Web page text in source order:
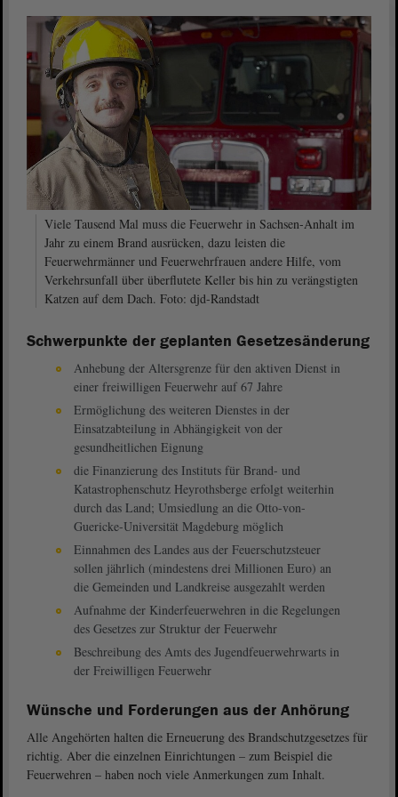
Viele Tausend Mal muss die Feuerwehr in Sachsen-Anhalt im
Jahr zu einem Brand ausrücken, dazu leisten die
Feuerwehrmänner und Feuerwehrfrauen andere Hilfe, vom
Verkehrsunfall über überflutete Keller bis hin zu verängstigten
Katzen auf dem Dach. Foto: djd-Randstadt
Schwerpunkte der geplanten Gesetzesänderung
Anhebung der Altersgrenze für den aktiven Dienst in
einer freiwilligen Feuerwehr auf 67 Jahre
Ermöglichung des weiteren Dienstes in der
Einsatzabteilung in Abhängigkeit von der
gesundheitlichen Eignung
die Finanzierung des Instituts für Brand- und
Katastrophenschutz Heyrothsberge erfolgt weiterhin
durch das Land; Umsiedlung an die Otto-von-
Guericke-Universität Magdeburg möglich
Einnahmen des Landes aus der Feuerschutzsteuer
sollen jährlich (mindestens drei Millionen Euro) an
die Gemeinden und Landkreise ausgezahlt werden
Aufnahme der Kinderfeuerwehren in die Regelungen
des Gesetzes zur Struktur der Feuerwehr
Beschreibung des Amts des Jugendfeuerwehrwarts in
der Freiwilligen Feuerwehr
Wünsche und Forderungen aus der Anhörung
Alle Angehörten halten die Erneuerung des Brandschutzgesetzes für
richtig. Aber die einzelnen Einrichtungen – zum Beispiel die
Feuerwehren – haben noch viele Anmerkungen zum Inhalt.